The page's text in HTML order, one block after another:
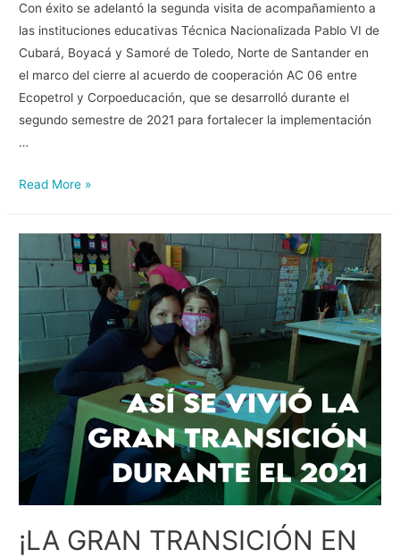
Con éxito se adelantó la segunda visita de acompañamiento a
las instituciones educativas Técnica Nacionalizada Pablo VI de
Cubará, Boyacá y Samoré de Toledo, Norte de Santander en
el marco del cierre al acuerdo de cooperación AC 06 entre
Ecopetrol y Corpoeducación, que se desarrolló durante el
segundo semestre de 2021 para fortalecer la implementación
…
Read More »
¡LA GRAN TRANSICIÓN EN